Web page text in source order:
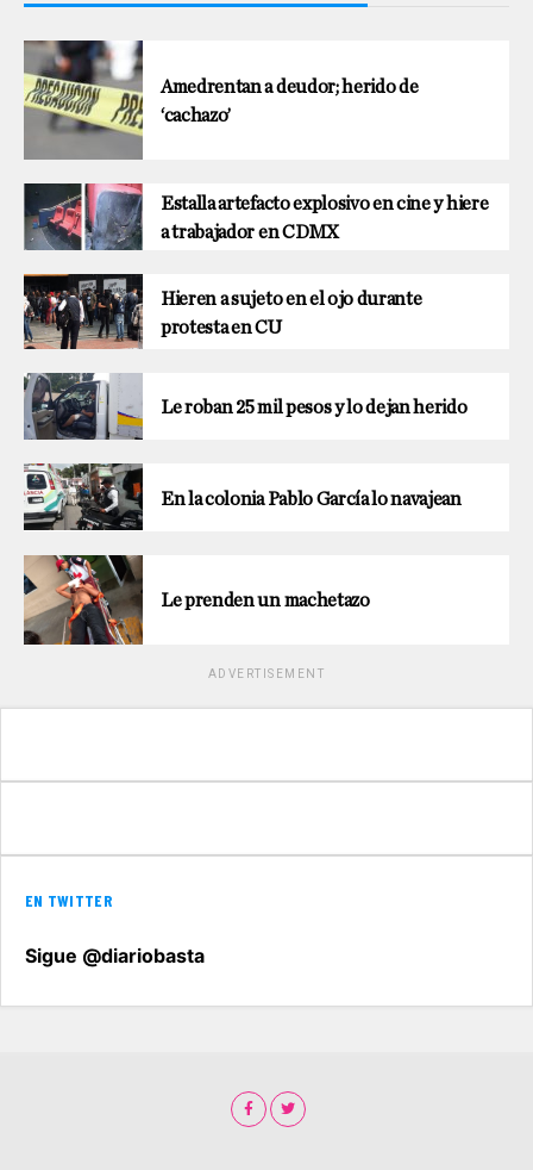
Amedrentan a deudor; herido de
‘cachazo’
Estalla artefacto explosivo en cine y hiere
a trabajador en CDMX
Hieren a sujeto en el ojo durante
protesta en CU
Le roban 25 mil pesos y lo dejan herido
En la colonia Pablo García lo navajean
Le prenden un machetazo
ADVERTISEMENT
EN TWITTER
Sigue @diariobasta